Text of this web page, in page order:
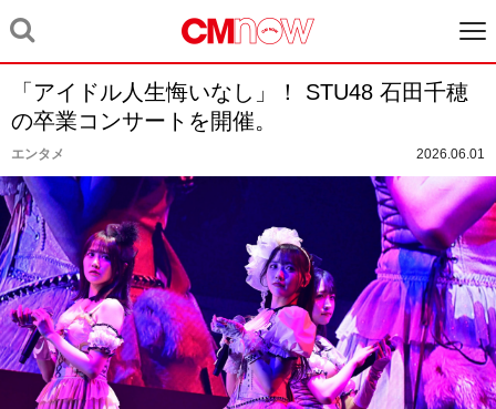
「アイドル人生悔いなし」！ STU48 石田千穂
の卒業コンサートを開催。
エンタメ 2026.06.01